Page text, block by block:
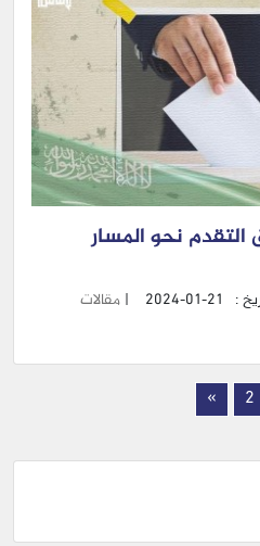
التقدم نحو المسار
:
2024-01-21
| مقالات
2
»